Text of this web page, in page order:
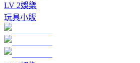
LV 2娛樂
玩具小販